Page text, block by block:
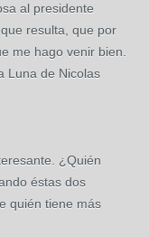
al presidente
resulta, que por
me hago venir bien.
Luna de Nicolas
¿Quién
éstas dos
quién tiene más